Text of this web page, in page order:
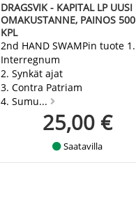
DRAGSVIK - KAPITAL LP UUSI
OMAKUSTANNE, PAINOS 500
KPL
2nd HAND SWAMPin tuote 1.
Interregnum
2. Synkät ajat
3. Contra Patriam
4. Sumu...
25,00 €
Saatavilla